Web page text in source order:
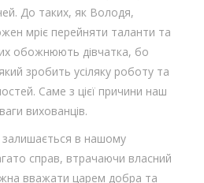
До таких, як Володя,
мріє перейняти таланти та
обожнюють дівчатка, бо
зробить усіляку роботу та
Саме з цієї причини наш
вихованців.
в нашому
справ, втрачаючи власний
вважати царем добра та